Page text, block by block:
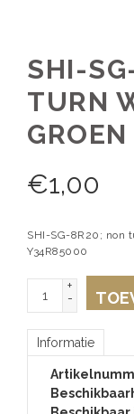
SHI-
TURN
GROEN
€1,00
SHI-SG-8R20; non
Y34R85000
+
-
Informatie